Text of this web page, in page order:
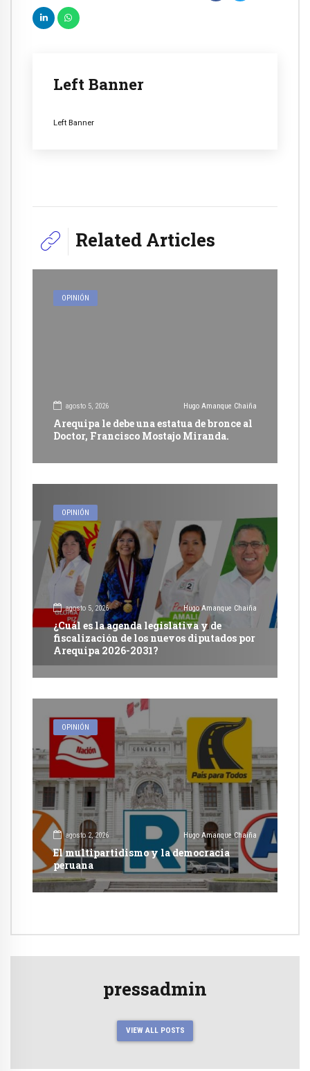
Left Banner
Left Banner
Related Articles
OPINIÓN
agosto 5, 2026 Hugo Amanque Chaiña
Arequipa le debe una estatua de bronce al
Doctor, Francisco Mostajo Miranda.
OPINIÓN
agosto 5, 2026 Hugo Amanque Chaiña
¿Cuál es la agenda legislativa y de
fiscalización de los nuevos diputados por
Arequipa 2026-2031?
OPINIÓN
agosto 2, 2026 Hugo Amanque Chaiña
El multipartidismo y la democracia
peruana
pressadmin
VIEW ALL POSTS